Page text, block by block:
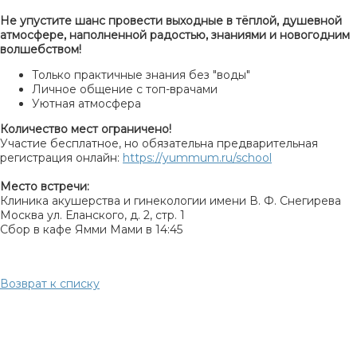
Не упустите шанс провести выходные в тёплой, душевной
атмосфере, наполненной радостью, знаниями и новогодним
волшебством!
Только практичные знания без "воды"
Личное общение с топ-врачами
Уютная атмосфера
Количество мест ограничено!
Участие бесплатное, но обязательна предварительная
регистрация онлайн: https://yummum.ru/school
Место встречи:
Клиника акушерства и гинекологии имени В. Ф. Снегирева
Москва ул. Еланского, д. 2, стр. 1
Сбор в кафе Ямми Мами в 14:45
Возврат к списку